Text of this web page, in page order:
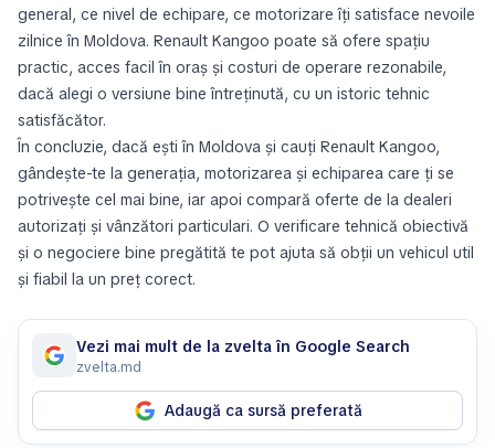
general, ce nivel de echipare, ce motorizare îți satisface nevoile
zilnice în Moldova. Renault Kangoo poate să ofere spațiu
practic, acces facil în oraș și costuri de operare rezonabile,
dacă alegi o versiune bine întreținută, cu un istoric tehnic
satisfăcător.
În concluzie, dacă ești în Moldova și cauți Renault Kangoo,
gândește-te la generația, motorizarea și echiparea care ți se
potrivește cel mai bine, iar apoi compară oferte de la dealeri
autorizați și vânzători particulari. O verificare tehnică obiectivă
și o negociere bine pregătită te pot ajuta să obții un vehicul util
și fiabil la un preț corect.
Vezi mai mult de la zvelta în Google Search
zvelta.md
Adaugă ca sursă preferată